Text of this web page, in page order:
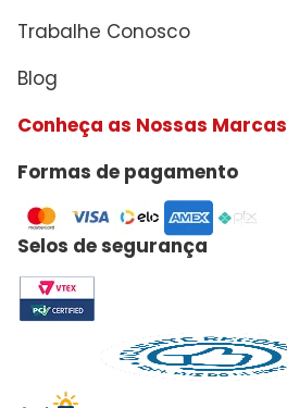
Trabalhe Conosco
Blog
Conheça as Nossas Marcas
Formas de pagamento
Selos de segurança